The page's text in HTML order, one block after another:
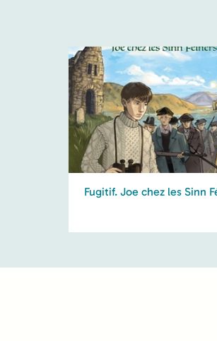
Fugitif. Joe chez les Sinn